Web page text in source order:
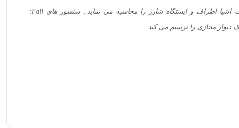
ژیروسکوپ: ربات با کمک آن، فاصله تا موانع، مختصات اشیا اطراف و ایستگاه شارژ را محاسبه می نماید., سنسور های Fall:
دیوار مجازی را ترسیم می کند.